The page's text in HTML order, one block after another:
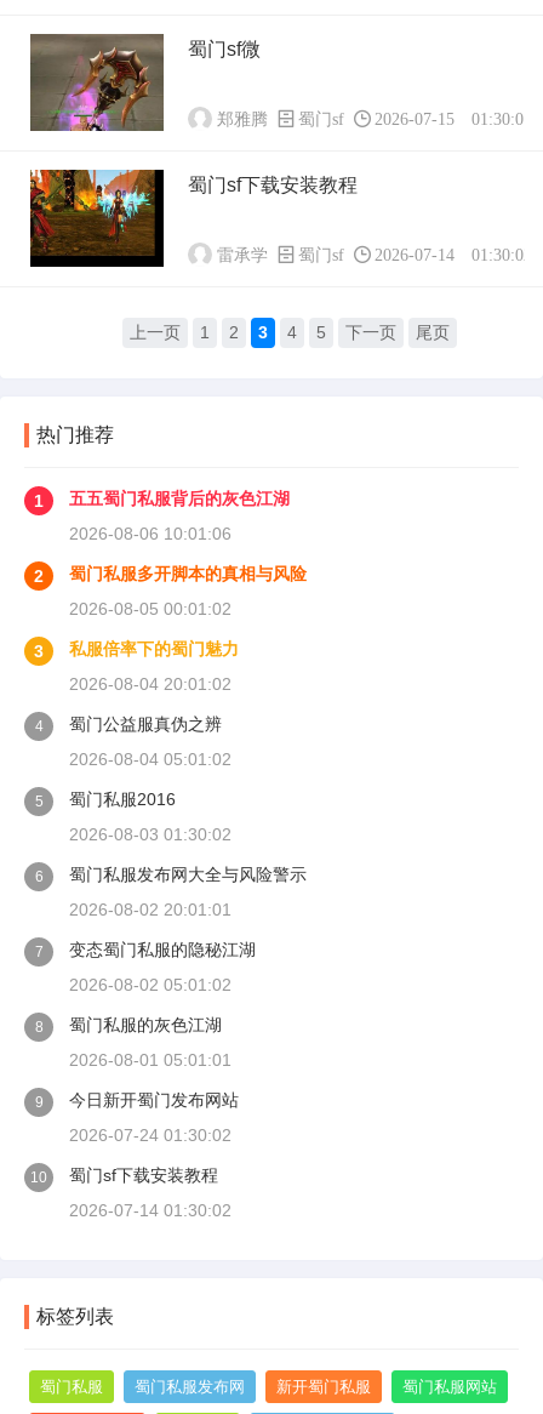
蜀门sf微
郑雅腾 蜀门sf 2026-07-15 01:30:01
蜀门sf下载安装教程
雷承学 蜀门sf 2026-07-14 01:30:02
上一页 1 2 3 4 5 下一页 尾页
热门推荐
1
五五蜀门私服背后的灰色江湖
2026-08-06 10:01:06
2
蜀门私服多开脚本的真相与风险
2026-08-05 00:01:02
3
私服倍率下的蜀门魅力
2026-08-04 20:01:02
4
蜀门公益服真伪之辨
2026-08-04 05:01:02
5
蜀门私服2016
2026-08-03 01:30:02
6
蜀门私服发布网大全与风险警示
2026-08-02 20:01:01
7
变态蜀门私服的隐秘江湖
2026-08-02 05:01:02
8
蜀门私服的灰色江湖
2026-08-01 05:01:01
9
今日新开蜀门发布网站
2026-07-24 01:30:02
10
蜀门sf下载安装教程
2026-07-14 01:30:02
标签列表
蜀门私服 蜀门私服发布网 新开蜀门私服 蜀门私服网站